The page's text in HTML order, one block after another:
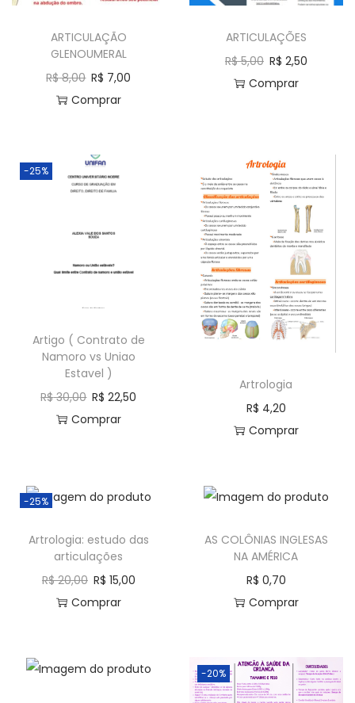
ARTICULAÇÃO
GLENOUMERAL
R$8,00 R$ 7,00
Comprar
ARTICULAÇÕES
R$5,00 R$ 2,50
Comprar
-25%
Artigo ( Contrato de
Namoro vs Uniao
Estavel )
R$30,00 R$ 22,50
Comprar
Artrologia
R$ 4,20
Comprar
-25%
Artrologia: estudo das
articulações
R$20,00 R$ 15,00
Comprar
AS COLÔNIAS INGLESAS
NA AMÉRICA
R$ 0,70
Comprar
-20%